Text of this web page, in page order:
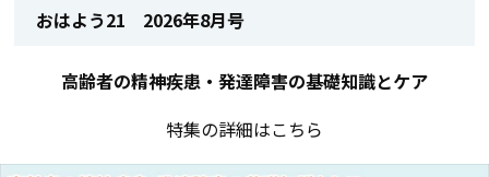
おはよう21 2026年8月号
高齢者の精神疾患・発達障害の基礎知識とケア
特集の詳細はこちら